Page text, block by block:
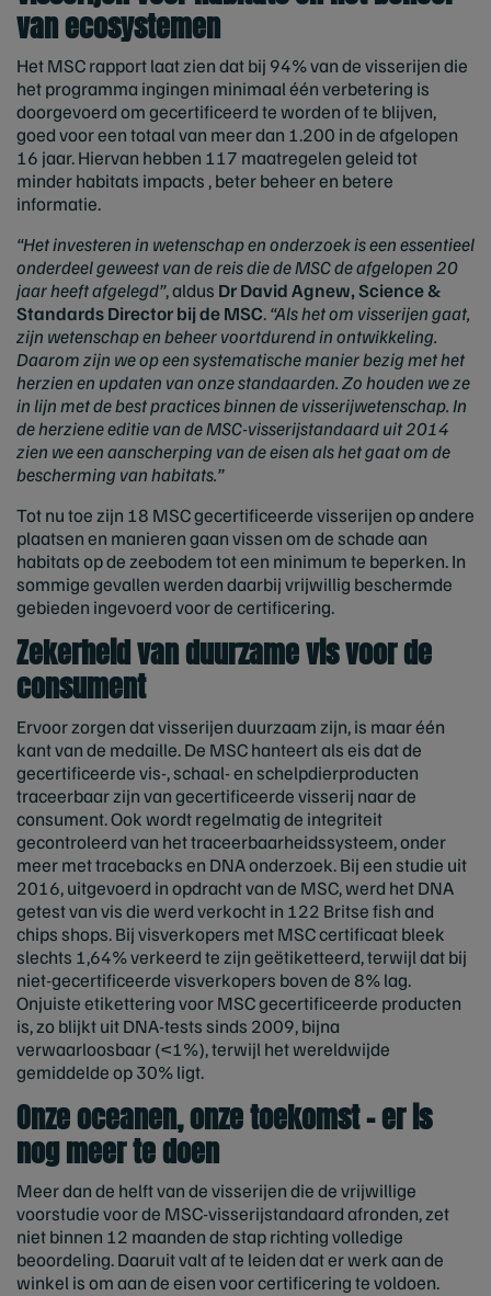
van ecosystemen
Het MSC rapport laat zien dat bij 94% van de visserijen die
het programma ingingen minimaal één verbetering is
doorgevoerd om gecertificeerd te worden of te blijven,
goed voor een totaal van meer dan 1.200 in de afgelopen
16 jaar. Hiervan hebben 117 maatregelen geleid tot
minder habitats impacts , beter beheer en betere
informatie.
“Het investeren in wetenschap en onderzoek is een essentieel
onderdeel geweest van de reis die de MSC de afgelopen 20
jaar heeft afgelegd”, aldus Dr David Agnew, Science &
Standards Director bij de MSC.“Als het om visserijen gaat,
zijn wetenschap en beheer voortdurend in ontwikkeling.
Daarom zijn we op een systematische manier bezig met het
herzien en updaten van onze standaarden. Zo houden we ze
in lijn met de best practices binnen de visserijwetenschap. In
de herziene editie van de MSC-visserijstandaard uit 2014
zien we een aanscherping van de eisen als het gaat om de
bescherming van habitats.”
Tot nu toe zijn 18 MSC gecertificeerde visserijen op andere
plaatsen en manieren gaan vissen om de schade aan
habitats op de zeebodem tot een minimum te beperken. In
sommige gevallen werden daarbij vrijwillig beschermde
gebieden ingevoerd voor de certificering.
Zekerheid van duurzame vis voor de
consument
Ervoor zorgen dat visserijen duurzaam zijn, is maar één
kant van de medaille. De MSC hanteert als eis dat de
gecertificeerde vis-, schaal- en schelpdierproducten
traceerbaar zijn van gecertificeerde visserij naar de
consument. Ook wordt regelmatig de integriteit
gecontroleerd van het traceerbaarheidssysteem, onder
meer met tracebacks en DNA onderzoek. Bij een studie uit
2016, uitgevoerd in opdracht van de MSC, werd het DNA
getest van vis die werd verkocht in 122 Britse fish and
chips shops. Bij visverkopers met MSC certificaat bleek
slechts 1,64% verkeerd te zijn geëtiketteerd, terwijl dat bij
niet-gecertificeerde visverkopers boven de 8% lag.
Onjuiste etikettering voor MSC gecertificeerde producten
is, zo blijkt uit DNA-tests sinds 2009, bijna
verwaarloosbaar (<1%), terwijl het wereldwijde
gemiddelde op 30% ligt.
Onze oceanen, onze toekomst - er is
nog meer te doen
Meer dan de helft van de visserijen die de vrijwillige
voorstudie voor de MSC-visserijstandaard afronden, zet
niet binnen 12 maanden de stap richting volledige
beoordeling. Daaruit valt af te leiden dat er werk aan de
winkel is om aan de eisen voor certificering te voldoen.